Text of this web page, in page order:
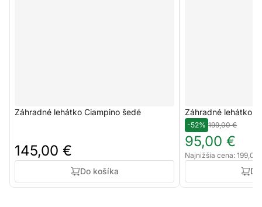
Záhradné lehátko Ciampino šedé
145,00 €
Do košíka
Záhradné lehátko
-52% 199,00 €
95,00 €
Najnižšia cena: 199,00